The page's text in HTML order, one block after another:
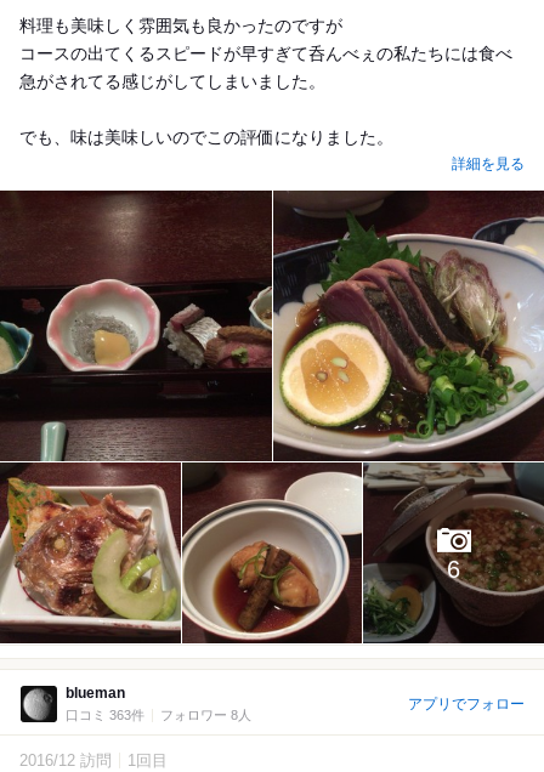
料理も美味しく雰囲気も良かったのですが
コースの出てくるスピードが早すぎて呑んべぇの私たちには食べ
急がされてる感じがしてしまいました。
でも、味は美味しいのでこの評価になりました。
詳細を見る
6
blueman
口コミ 363件 フォロワー 8人
アプリでフォロー
2016/12 訪問 1回目